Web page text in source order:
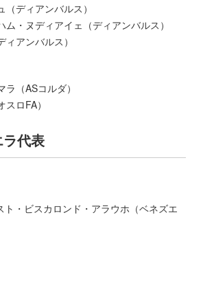
ディアンバルス）
・ヌディアイェ（ディアンバルス）
アンバルス）
（ASコルダ）
ロFA）
代表
ト・ビスカロンド・アラウホ（ベネズエ